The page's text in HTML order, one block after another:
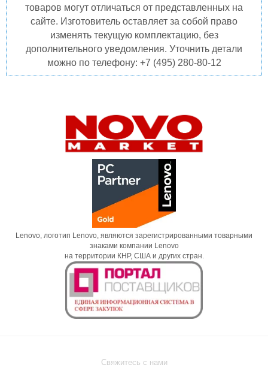
товаров могут отличаться от представленных на
сайте. Изготовитель оставляет за собой право
изменять текущую комплектацию, без
дополнительного уведомления. Уточнить детали
можно по телефону: +7 (495) 280-80-12
Lenovo, логотип Lenovo, являются зарегистрированными товарными
знаками компании Lenovo
на территории КНР, США и других стран.
Свяжитесь с нами